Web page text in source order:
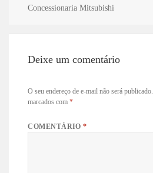
Concessionaria Mitsubishi
Deixe um comentário
O seu endereço de e-mail não será publicado.
marcados com*
COMENTÁRIO*